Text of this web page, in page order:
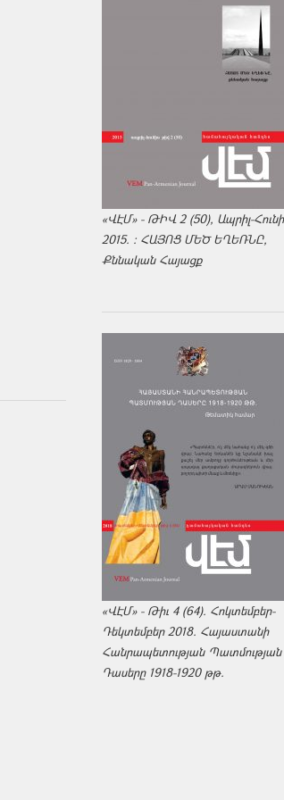
«ՎԷՄ» - ԹԻՎ 2 (50), Ապրիլ-
2015. : ՀԱՅՈՑ ՄԵԾ ԵՂԵՌՆԸ,
Քննական Հայացք
«ՎԷՄ» - Թիւ 4 (64). Հոկտեմբեր-
Դեկտեմբեր 2018. Հայաստանի
Հանրապետության Պատմության
Դասերը 1918-1920 թթ.